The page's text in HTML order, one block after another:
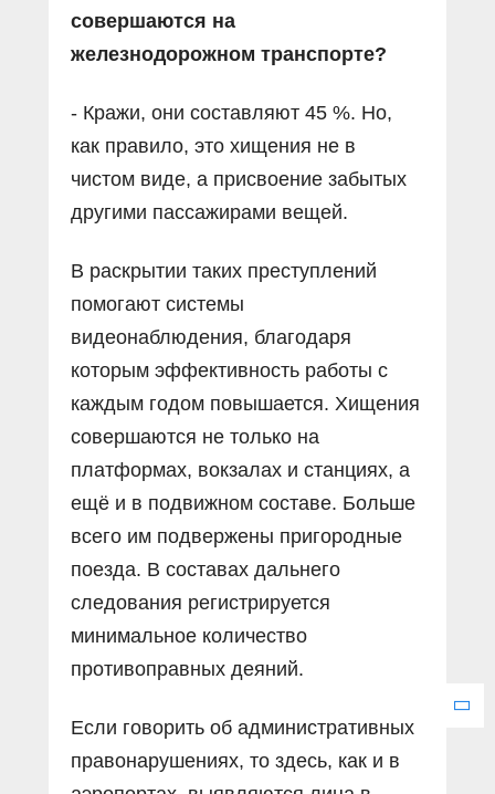
совершаются на
железнодорожном транспорте?
- Кражи, они составляют 45 %. Но,
как правило, это хищения не в
чистом виде, а присвоение забытых
другими пассажирами вещей.
В раскрытии таких преступлений
помогают системы
видеонаблюдения, благодаря
которым эффективность работы с
каждым годом повышается. Хищения
совершаются не только на
платформах, вокзалах и станциях, а
ещё и в подвижном составе. Больше
всего им подвержены пригородные
поезда. В составах дальнего
следования регистрируется
минимальное количество
противоправных деяний.
Если говорить об административных
правонарушениях, то здесь, как и в